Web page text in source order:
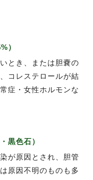
）
とき、または胆嚢の
コレステロールが結
症・女性ホルモンな
黒色石）
が原因とされ、胆管
原因不明のものも多